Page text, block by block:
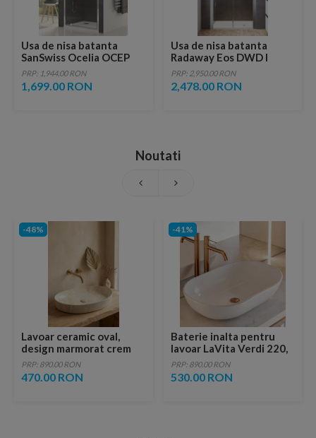
Usa de nisa batanta
SanSwiss Ocelia OCEP
90xH190 cm
PRP: 1,944.00 RON
1,699.00 RON
Usa de nisa batanta
Radaway Eos DWD I
80xH197 cm
PRP: 2,950.00 RON
2,478.00 RON
Noutati
-48%
Lavoar ceramic oval,
design marmorat crem
lucios cu vene aurii,
ventil inclus
PRP: 890.00 RON
470.00 RON
-41%
Baterie inalta pentru
lavoar LaVita Verdi 220,
fara ventil, brushed
copper
PRP: 890.00 RON
530.00 RON